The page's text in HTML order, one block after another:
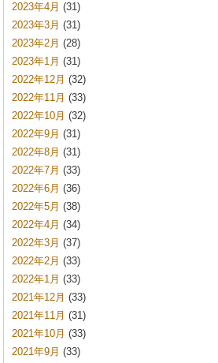
2023年4月 (31)
2023年3月 (31)
2023年2月 (28)
2023年1月 (31)
2022年12月 (32)
2022年11月 (33)
2022年10月 (32)
2022年9月 (31)
2022年8月 (31)
2022年7月 (33)
2022年6月 (36)
2022年5月 (38)
2022年4月 (34)
2022年3月 (37)
2022年2月 (33)
2022年1月 (33)
2021年12月 (33)
2021年11月 (31)
2021年10月 (33)
2021年9月 (33)